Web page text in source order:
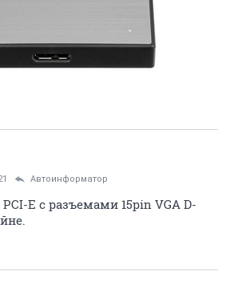
Автоинформатор
E с разъемами 15pin VGA D-